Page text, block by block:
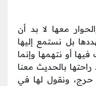
معها لا بد أن
بل نستمع إليها
أو نتهمها وإنما
بالحديث معنا
حرج، ونقول لها في